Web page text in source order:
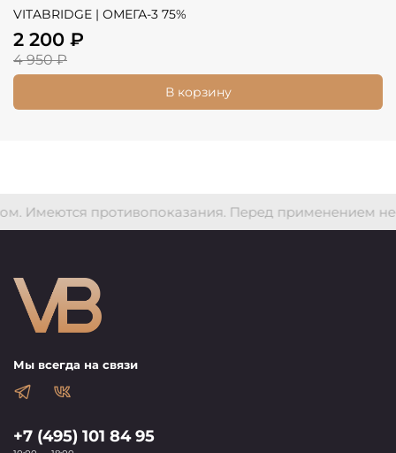
VITABRIDGE | ОМЕГА-3 75%
2 200 ₽
4 950 ₽
В корзину
противопоказания. Перед применением
Мы всегда на связи
+7 (495) 101 84 95